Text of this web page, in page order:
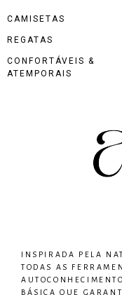
CAMISETAS
REGATAS
CONFORTÁVEIS &
ATEMPORAIS
INSPIRADA PELA
TODAS AS
BÁSICA QUE